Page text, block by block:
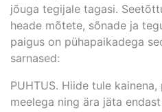
jõuga tegijale tagasi.
heade mõtete, sõnade ja
paigus on pühapaikadega
sarnased:
PUHTUS. Hiide tule
meelega ning ära jäta